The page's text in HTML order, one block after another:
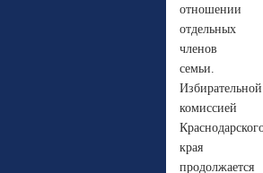
отношении
отдельных
членов
семьи.
Избирательной
комиссией
края
продолжается